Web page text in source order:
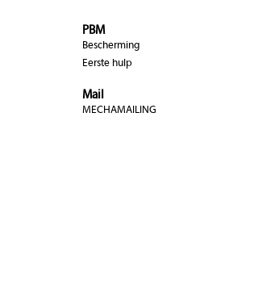
PBM
Bescherming
Eerste hulp
Mail
MECHAMAILING